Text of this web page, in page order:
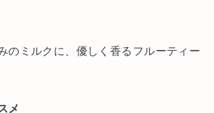
のミルクに、優しく香るフルーティー
メ